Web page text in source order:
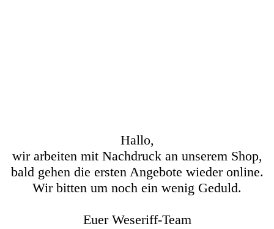
Hallo,
wir arbeiten mit Nachdruck an unserem Shop,
bald gehen die ersten Angebote wieder online.
Wir bitten um noch ein wenig Geduld.
Euer Weseriff-Team